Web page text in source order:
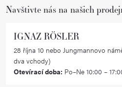
Navštivte nás na našich
IGNAZ RÖSLER
28 října 10 nebo Jungmannovo
dva vchody)
Otevírací doba: Po–Ne 10:00 –